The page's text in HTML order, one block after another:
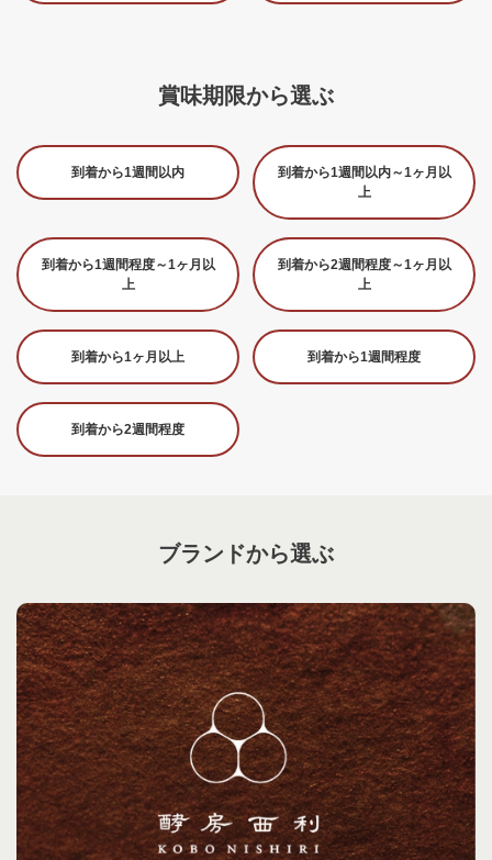
賞味期限から選ぶ
到着から1週間以内
到着から1週間以内～1ヶ月以
上
到着から1週間程度～1ヶ月以
上
到着から2週間程度～1ヶ月以
上
到着から1ヶ月以上 到着から1週間程度
到着から2週間程度
ブランドから選ぶ